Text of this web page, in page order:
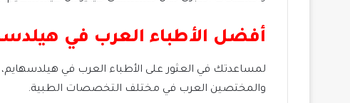
أفضل الأطباء العرب في
لمساعدتك في العثور على الأطباء العرب في هيلدسهايم،
والمختصين العرب في مختلف التخصصات الطبية.